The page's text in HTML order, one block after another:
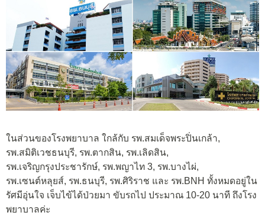
ในส่วนของโรงพยาบาล ใกล้กับ รพ.สมเด็จพระปิ่นเกล้า,
รพ.สมิติเวชธนบุรี, รพ.ตากสิน, รพ.เลิดสิน,
รพ.เจริญกรุงประชารักษ์, รพ.พญาไท 3, รพ.บางไผ่,
รพ.เซนต์หลุยส์, รพ.ธนบุรี, รพ.ศิริราช และ รพ.BNH ทั้งหมดอยู่ใน
รัศมีอุ่นใจ เจ็บไข้ได้ป่วยมา ขับรถไป ประมาณ 10-20 นาที ถึงโรง
พยาบาลค่ะ